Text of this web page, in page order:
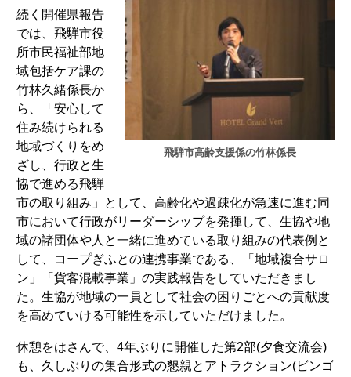
飛騨市高齢支援係の竹林係長
続く開催県報告
では、飛騨市役
所市民福祉部地
域包括ケア課の
竹林久緒係長か
ら、「安心して
住み続けられる
地域づくりをめ
ざし、行政と生
協で進める飛騨
市の取り組み」として、高齢化や過疎化が急速に進む同
市において行政がリーダーシップを発揮して、生協や地
域の諸団体や人と一緒に進めている取り組みの代表例と
して、コープぎふとの連携事業である、「地域複合サロ
ン」「貨客混載事業」の実践報告をしていただきまし
た。生協が地域の一員として社会の困りごとへの貢献度
を高めていける可能性を示していただけました。
休憩をはさんで、4年ぶりに開催した第2部(夕食交流会)
も、久しぶりの集合形式の懇親とアトラクション(ビンゴ